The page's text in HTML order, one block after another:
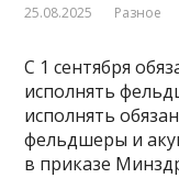
25.08.2025 Разное
С 1 сентября
исполнять
исполнять
фельдшеры и
в приказе